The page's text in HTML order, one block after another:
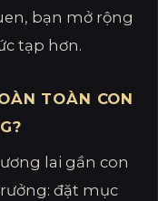
bạn mở rộng
tạp hơn.
TOÀN CON
lai gần con
đặt mục